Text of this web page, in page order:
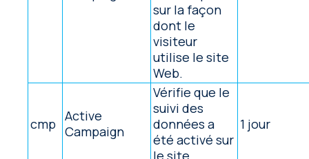
sur la façon
dont le
visiteur
utilise le site
Web.
cmp
Active
Campaign
Vérifie que le
suivi des
données a
été activé sur
1 jour